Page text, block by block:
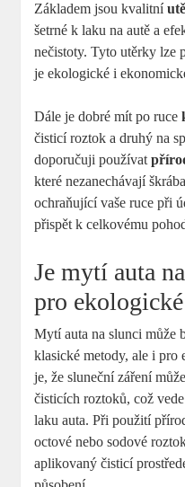
Základem jsou kvalitní
šetrné k laku na autě a
nečistoty. Tyto utěrky lze
je ekologické i
Dále je dobré mít po ruce
čisticí roztok a druhý na
doporučuji používat
které nezanechávají
ochraňující vaše ruce při
přispět k celkovému
Je mytí auta
pro
Mytí auta na slunci může
klasické metody, ale i
je, že sluneční záření
čisticích roztoků, což
laku auta. Při použití
octové nebo sodové
aplikovaný čisticí